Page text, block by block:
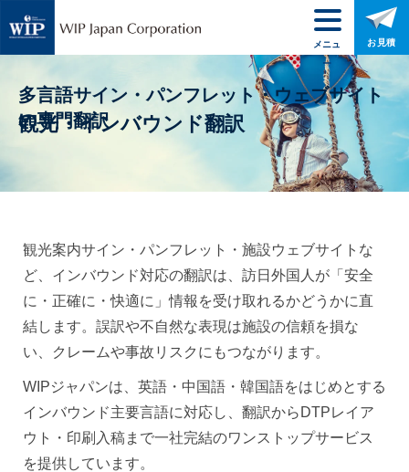
観光・インバウンド翻訳
多言語サイン・パンフレット・ウェブサイト
の専門翻訳
観光案内サイン・パンフレット・施設ウェブサイトな
ど、インバウンド対応の翻訳は、訪日外国人が「安全
に・正確に・快適に」情報を受け取れるかどうかに直
結します。誤訳や不自然な表現は施設の信頼を損な
い、クレームや事故リスクにもつながります。
WIPジャパンは、英語・中国語・韓国語をはじめとする
インバウンド主要言語に対応し、翻訳からDTPレイア
ウト・印刷入稿まで一社完結のワンストップサービス
を提供しています。
メニュ
ー
お見積